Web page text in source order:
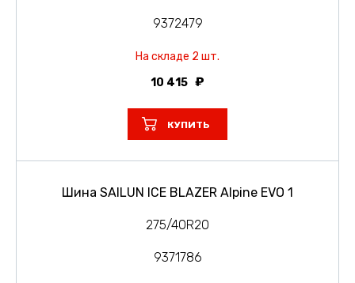
9372479
На складе 2 шт.
10 415
КУПИТЬ
Шина SAILUN ICE BLAZER Alpine EVO 1
275/40R20
9371786